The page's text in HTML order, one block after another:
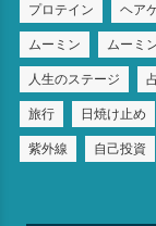
プロテイン ヘア
ムーミン ムーミ
人生のステージ
旅行 日焼け止め
紫外線 自己投資